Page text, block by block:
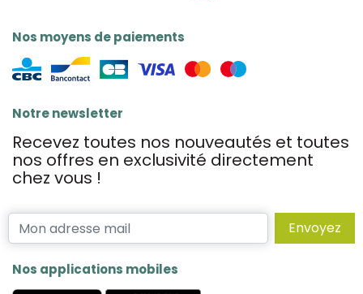
Nos moyens de paiements
Notre newsletter
Recevez toutes nos nouveautés et toutes
nos offres en exclusivité directement
chez vous !
Envoyez
Nos applications mobiles